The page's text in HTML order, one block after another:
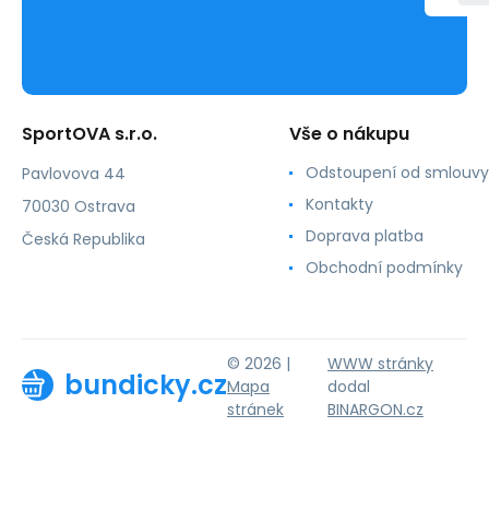
SportOVA s.r.o.
Pavlovova 44
70030 Ostrava
Česká Republika
Vše o nákupu
Odstoupení od smlouvy
Kontakty
Doprava platba
Obchodní podmínky
bundicky.cz
© 2026 |
Mapa
stránek
WWW stránky
dodal
BINARGON.cz